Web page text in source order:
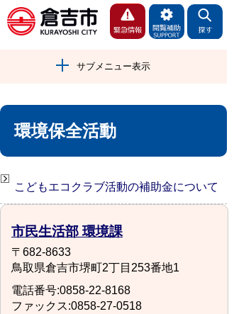
サブメニュー表示
環境保全活動
こどもエコクラブ活動の補助金について
市民生活部 環境課
〒682-8633
鳥取県倉吉市堺町2丁目253番地1
電話番号:0858-22-8168
ファックス:0858-27-0518